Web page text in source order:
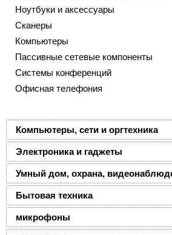
Ноутбуки и аксессуары
Сканеры
Компьютеры
Пассивные сетевые компоненты
Системы конференций
Офисная телефония
Компьютеры, сети и оргтехника
Электроника и гаджеты
Умный дом, охрана,
Бытовая техника
микрофоны